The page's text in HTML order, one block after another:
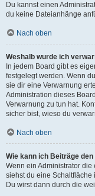
Du kannst einen
du keine Dateianhänge
Nach oben
Weshalb wurde ich
In jedem Board gibt es
festgelegt werden. Wenn
sie dir eine Verwarnung
Administration dieses
Verwarnung zu tun hat.
sicher bist, wieso du
Nach oben
Wie kann ich Beiträge
Wenn ein Administrator
siehst du eine Schaltfläche
Du wirst dann durch die